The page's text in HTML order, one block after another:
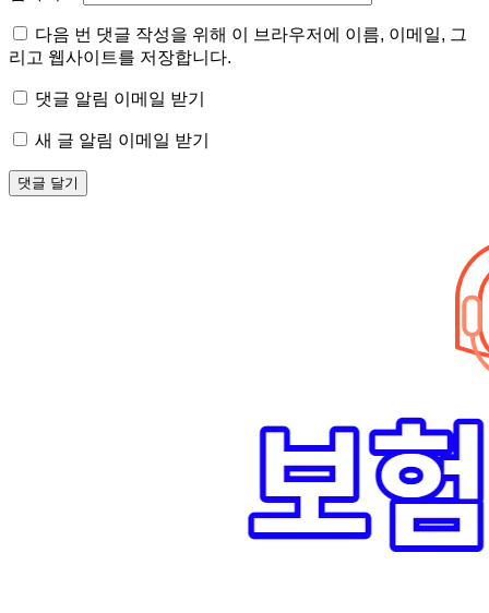
다음 번 댓글 작성을 위해 이 브라우저에 이름, 이메일, 그
리고 웹사이트를 저장합니다.
댓글 알림 이메일 받기
새 글 알림 이메일 받기